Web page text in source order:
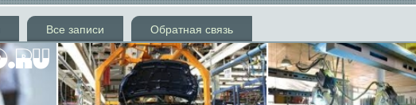
Все записи Обратная связь